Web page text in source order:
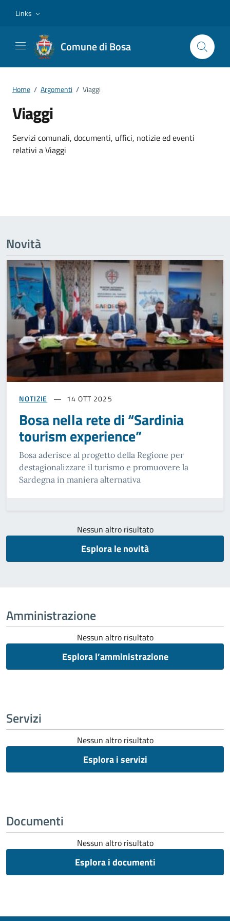
Links
Comune di Bosa
Home / Argomenti / Viaggi
Viaggi
Dettagli dell'argomento
Servizi comunali, documenti, uffici, notizie ed eventi
relativi a Viaggi
Novità
NOTIZIE 14 OTT 2025
Bosa nella rete di “Sardinia
tourism experience”
Bosa aderisce al progetto della Regione per
destagionalizzare il turismo e promuovere la
Sardegna in maniera alternativa
Nessun altro risultato
Esplora le novità
Amministrazione
Nessun altro risultato
Esplora l’amministrazione
Servizi
Nessun altro risultato
Esplora i servizi
Documenti
Nessun altro risultato
Esplora i documenti